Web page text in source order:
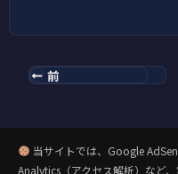
前
当サイトでは、Google
Analytics（アクセス解析）など